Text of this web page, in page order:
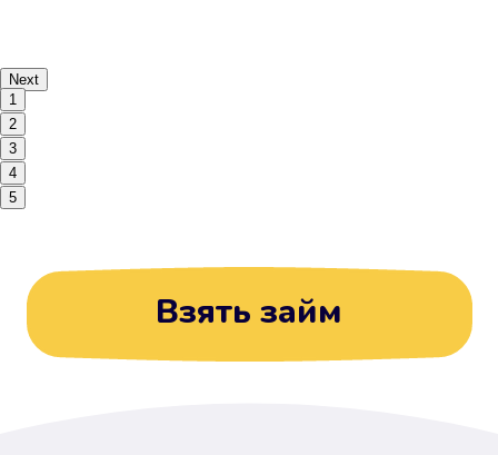
Next
1
2
3
4
5
Взять займ